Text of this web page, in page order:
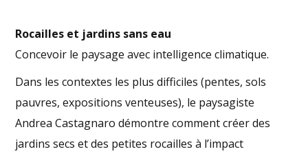
Rocailles et jardins sans eau
Concevoir le paysage avec intelligence climatique.
Dans les contextes les plus difficiles (pentes, sols
pauvres, expositions venteuses), le paysagiste
Andrea Castagnaro démontre comment créer des
jardins secs et des petites rocailles à l’impact